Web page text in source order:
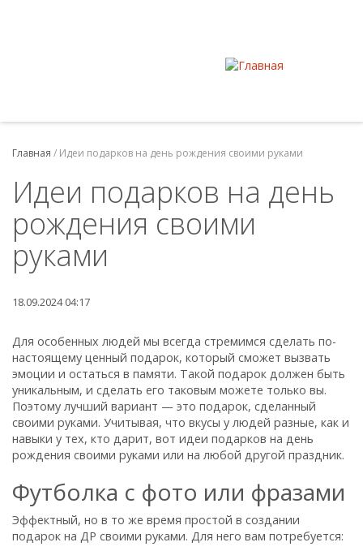
Главная / Идеи подарков на день рождения своими руками
Идеи подарков на день
рождения своими
руками
18.09.2024 04:17
Для особенных людей мы всегда стремимся сделать по-
настоящему ценный подарок, который сможет вызвать
эмоции и остаться в памяти. Такой подарок должен быть
уникальным, и сделать его таковым можете только вы.
Поэтому лучший вариант — это подарок, сделанный
своими руками. Учитывая, что вкусы у людей разные, как и
навыки у тех, кто дарит, вот идеи подарков на день
рождения своими руками или на любой другой праздник.
Футболка с фото или фразами
Эффектный, но в то же время простой в создании
подарок на ДР своими руками. Для него вам потребуется: